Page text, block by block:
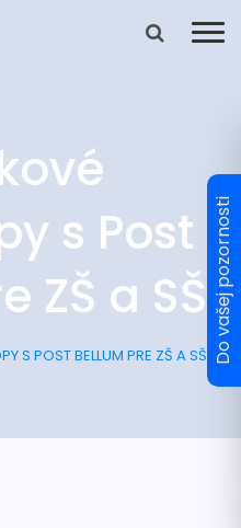
s Post
ZŠ a SŠ
S POST BELLUM PRE ZŠ A SŠ